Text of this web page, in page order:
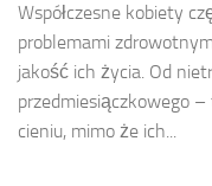
Współczesne kobiety
problemami
jakość ich życia. Od
przedmiesiączkowego
cieniu, mimo że ich...